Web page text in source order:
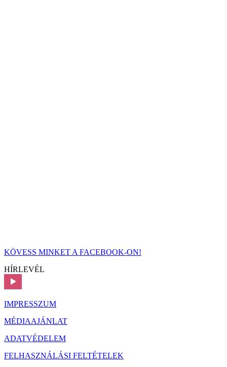
KÖVESS MINKET A FACEBOOK-ON!
HÍRLEVÉL
IMPRESSZUM
MÉDIAAJÁNLAT
ADATVÉDELEM
FELHASZNÁLÁSI FELTÉTELEK